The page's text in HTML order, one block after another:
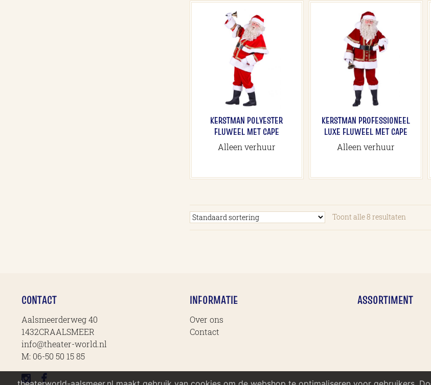
KERSTMAN POLYESTER
FLUWEEL MET CAPE
Alleen verhuur
KERSTMAN PROFESSIONEEL
LUXE FLUWEEL MET CAPE
Alleen verhuur
Toont alle 8 resultaten
CONTACT
Aalsmeerderweg 40
1432CRAALSMEER
info@theater-world.nl
M: 06-50 50 15 85
INFORMATIE
Over ons
Contact
ASSORTIMENT